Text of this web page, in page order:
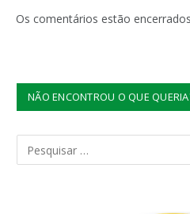
Os comentários estão
NÃO ENCONTROU O QUE